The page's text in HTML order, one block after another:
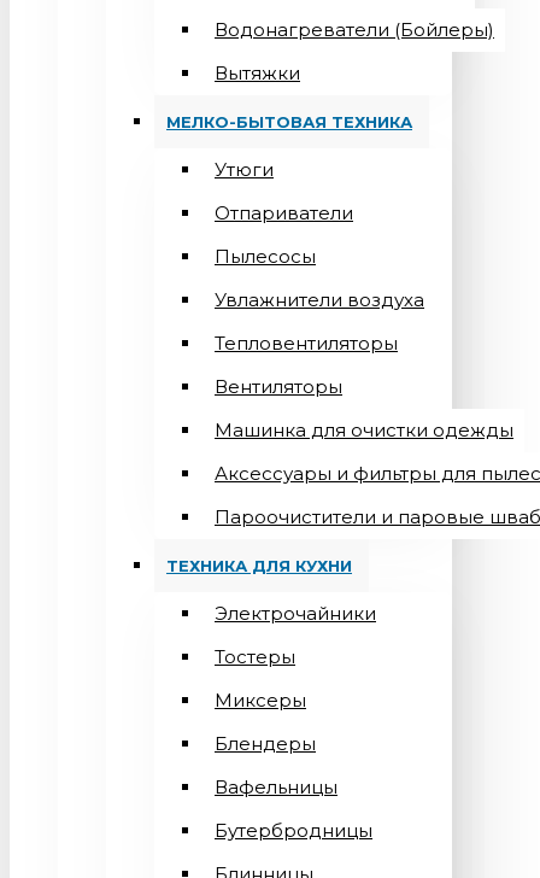
Водонагреватели (Бойлеры)
Вытяжки
МЕЛКО-БЫТОВАЯ ТЕХНИКА
Утюги
Отпариватели
Пылесосы
Увлажнители воздуха
Тепловентиляторы
Вентиляторы
Машинка для очистки одежды
Аксессуары и фильтры для
Пароочистители и паровые
ТЕХНИКА ДЛЯ КУХНИ
Электрочайники
Тостеры
Миксеры
Блендеры
Вафельницы
Бутербродницы